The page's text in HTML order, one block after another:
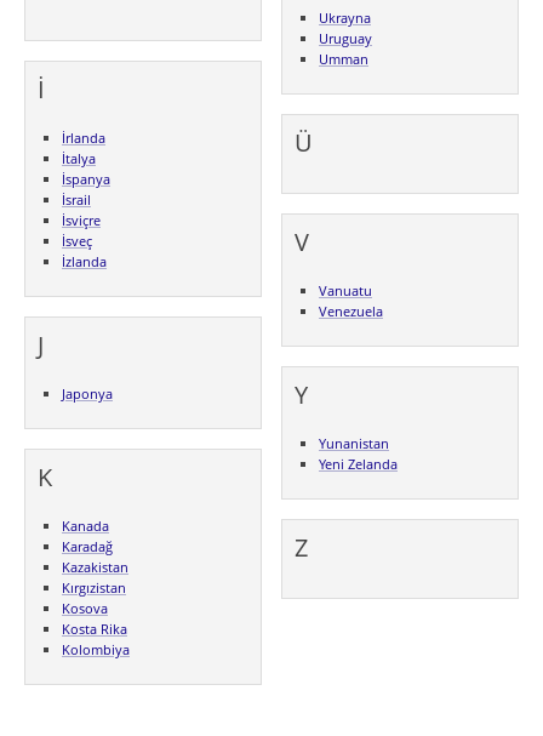
İ
İrlanda
İtalya
İspanya
İsrail
İsviçre
İsveç
İzlanda
J
Japonya
K
Kanada
Karadağ
Kazakistan
Kırgızistan
Kosova
Kosta Rika
Kolombiya
Ukrayna
Uruguay
Umman
Ü
V
Vanuatu
Venezuela
Y
Yunanistan
Yeni Zelanda
Z